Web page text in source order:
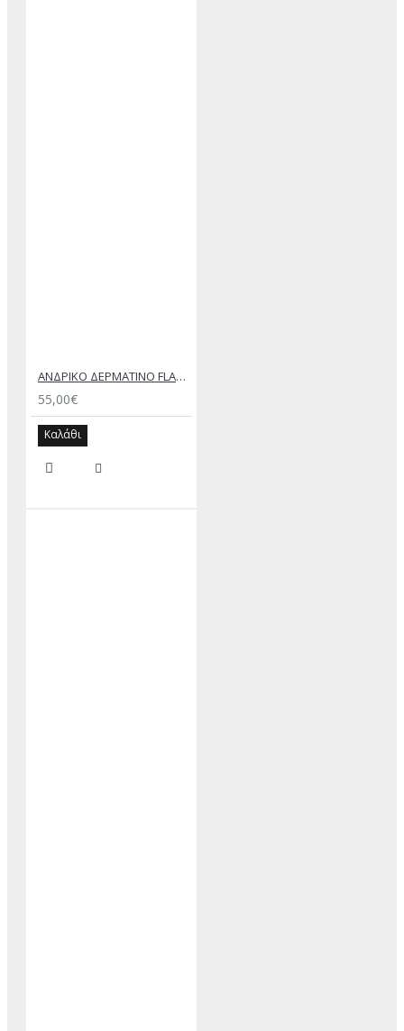
ΑΝΔΡΙΚΟ ΔΕΡΜΑΤΙΝΟ FLAT ΣΑΝΔΑΛΙ ΜΑΥΡΟ ΔΟΥΚΑΣ
55,00€
Καλάθι